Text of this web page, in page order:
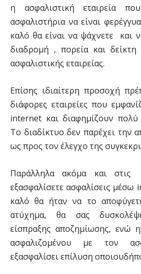
η ασφαλιστική εταιρεία
ασφαλιστήρια να είναι
καλό θα είναι να ψάχνετε και
διαδρομή , πορεία και δείκτη
ασφαλιστικής εταιρείας.
Επίσης ιδιαίτερη προσοχή
διάφορες εταιρείες που
internet και διαφημίζουν πολύ
Το διαδίκτυο δεν παρέχει την
ως προς τον έλεγχο της
Παράλληλα ακόμα και στις
εξασφαλίσετε ασφαλίσεις
καλό θα ήταν να το
ατύχημα, θα σας
είσπραξης αποζημίωσης, ενώ
ασφαλιζομένου με τον
εξασφαλίσει επίλυση